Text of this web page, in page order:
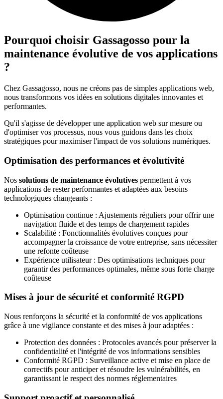
Pourquoi choisir Gassagosso pour la
maintenance évolutive de vos applications
?
Chez Gassagosso, nous ne créons pas de simples applications web,
nous transformons vos idées en solutions digitales innovantes et
performantes.
Qu'il s'agisse de développer une application web sur mesure ou
d'optimiser vos processus, nous vous guidons dans les choix
stratégiques pour maximiser l'impact de vos solutions numériques.
Optimisation des performances et évolutivité
Nos solutions de maintenance évolutives permettent à vos
applications de rester performantes et adaptées aux besoins
technologiques changeants :
Optimisation continue : Ajustements réguliers pour offrir une
navigation fluide et des temps de chargement rapides
Scalabilité : Fonctionnalités évolutives conçues pour
accompagner la croissance de votre entreprise, sans nécessiter
une refonte coûteuse
Expérience utilisateur: Des optimisations techniques pour
garantir des performances optimales, même sous forte charge
coûteuse
Mises à jour de sécurité et conformité RGPD
Nous renforçons la sécurité et la conformité de vos applications
grâce à une vigilance constante et des mises à jour adaptées :
Protection des données : Protocoles avancés pour préserver la
confidentialité et l'intégrité de vos informations sensibles
Conformité RGPD : Surveillance active et mise en place de
correctifs pour anticiper et résoudre les vulnérabilités, en
garantissant le respect des normes réglementaires